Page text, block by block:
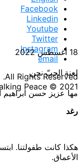
Facebook
Linkedin
Youtube
Twitter
Instagram
email
All Rights Reserved.
Peace © 2021
18 أغسطس 2022
لعنة الحبّ نحن
مها عزيز حسن ابراهيم
رغد
هكذا كانت طفولتنا.
الأعماق.